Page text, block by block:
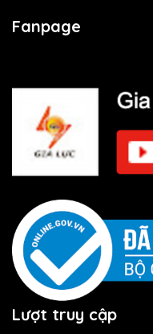
Fanpage
Lượt truy cập